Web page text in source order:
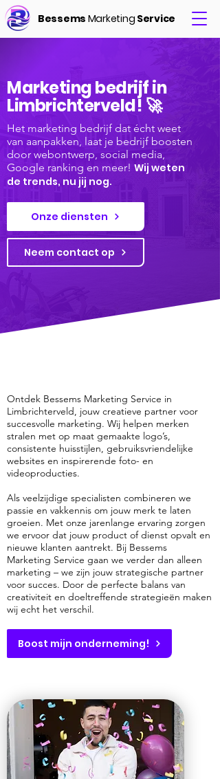
Bessems Marketing Service
Marketing bedrijf in
Limbrichterveld! 🚀
Het marketing bedrijf dat écht weet
van aanpakken, laat je bedrijf boosten
door webontwerp, social media,
Google ranking en meer! Wij weten
de trends, nu jij nog.
Onze diensten
Neem contact op
Ontdek Bessems Marketing Service in
Limbrichterveld, jouw creatieve partner voor
succesvolle marketing. Wij helpen merken
stralen met op maat gemaakte logo’s,
consistente huisstijlen, gebruiksvriendelijke
websites en inspirerende foto- en
videoproducties.
Als veelzijdige specialisten combineren we
passie en vakkennis om jouw merk te laten
groeien. Met onze jarenlange ervaring zorgen
we ervoor dat jouw product of dienst opvalt en
nieuwe klanten aantrekt. Bij Bessems
Marketing Service gaan we verder dan alleen
marketing – we zijn jouw strategische partner
voor succes. Door de perfecte balans van
creativiteit en doeltreffende strategieën maken
wij echt het verschil.
Boost mijn onderneming!